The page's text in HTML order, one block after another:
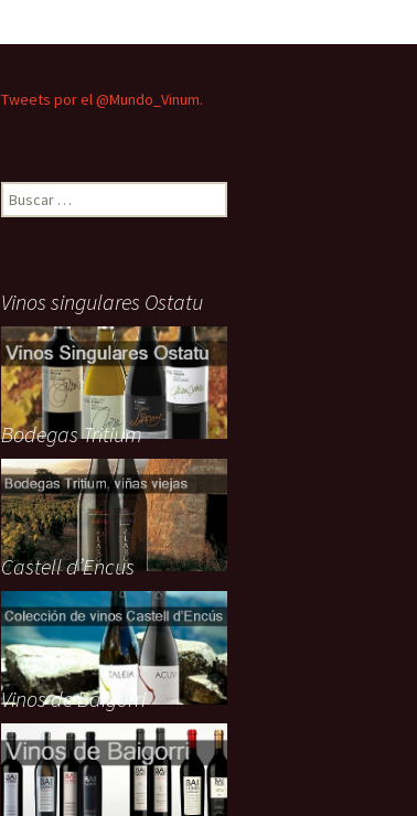
Tweets por el @Mundo_Vinum.
Buscar:
Vinos singulares Ostatu
Bodegas Tritium
Castell d’Encus
Vinos de Baigorri